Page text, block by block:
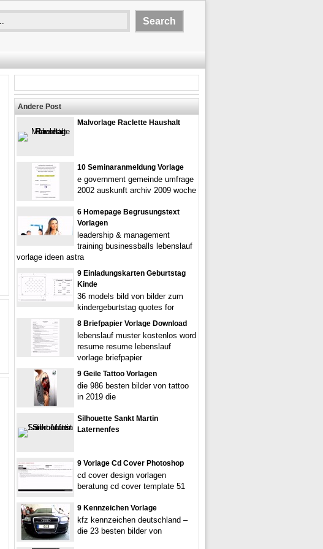
Andere Post
Malvorlage Raclette Haushalt
10 Seminaranmeldung Vorlage
e government gemeinde umfrage
2002 auskunft archiv 2009 woche
6 Homepage Begrusungstext
Vorlagen
leadership & management
training businessballs lebenslauf
vorlage ideen astra
9 Einladungskarten Geburtstag
Kinde
36 models bild von bilder zum
kindergeburtstag quotes for
8 Briefpapier Vorlage Download
lebenslauf muster kostenlos word
resume resume lebenslauf
vorlage briefpapier
9 Geile Tattoo Vorlagen
die 986 besten bilder von tattoo
in 2019 die
Silhouette Sankt Martin
Laternenfes
9 Vorlage Cd Cover Photoshop
cd cover design vorlagen
beratung cd cover template 51
9 Kennzeichen Vorlage
kfz kennzeichen deutschland –
die 23 besten bilder von